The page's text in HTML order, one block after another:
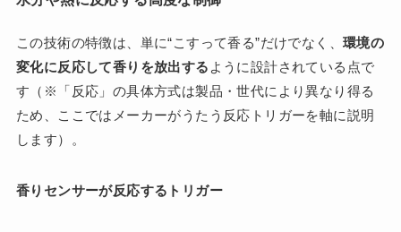
この技術の特徴は、単に“こすって香る”だけでなく、 環境の
変化に反応して香りを放出する ように設計されている点で
す（※「反応」の具体方式は製品・世代により異なり得る
ため、ここではメーカーがうたう反応トリガーを軸に説明
します）。
香りセンサーが反応するトリガー